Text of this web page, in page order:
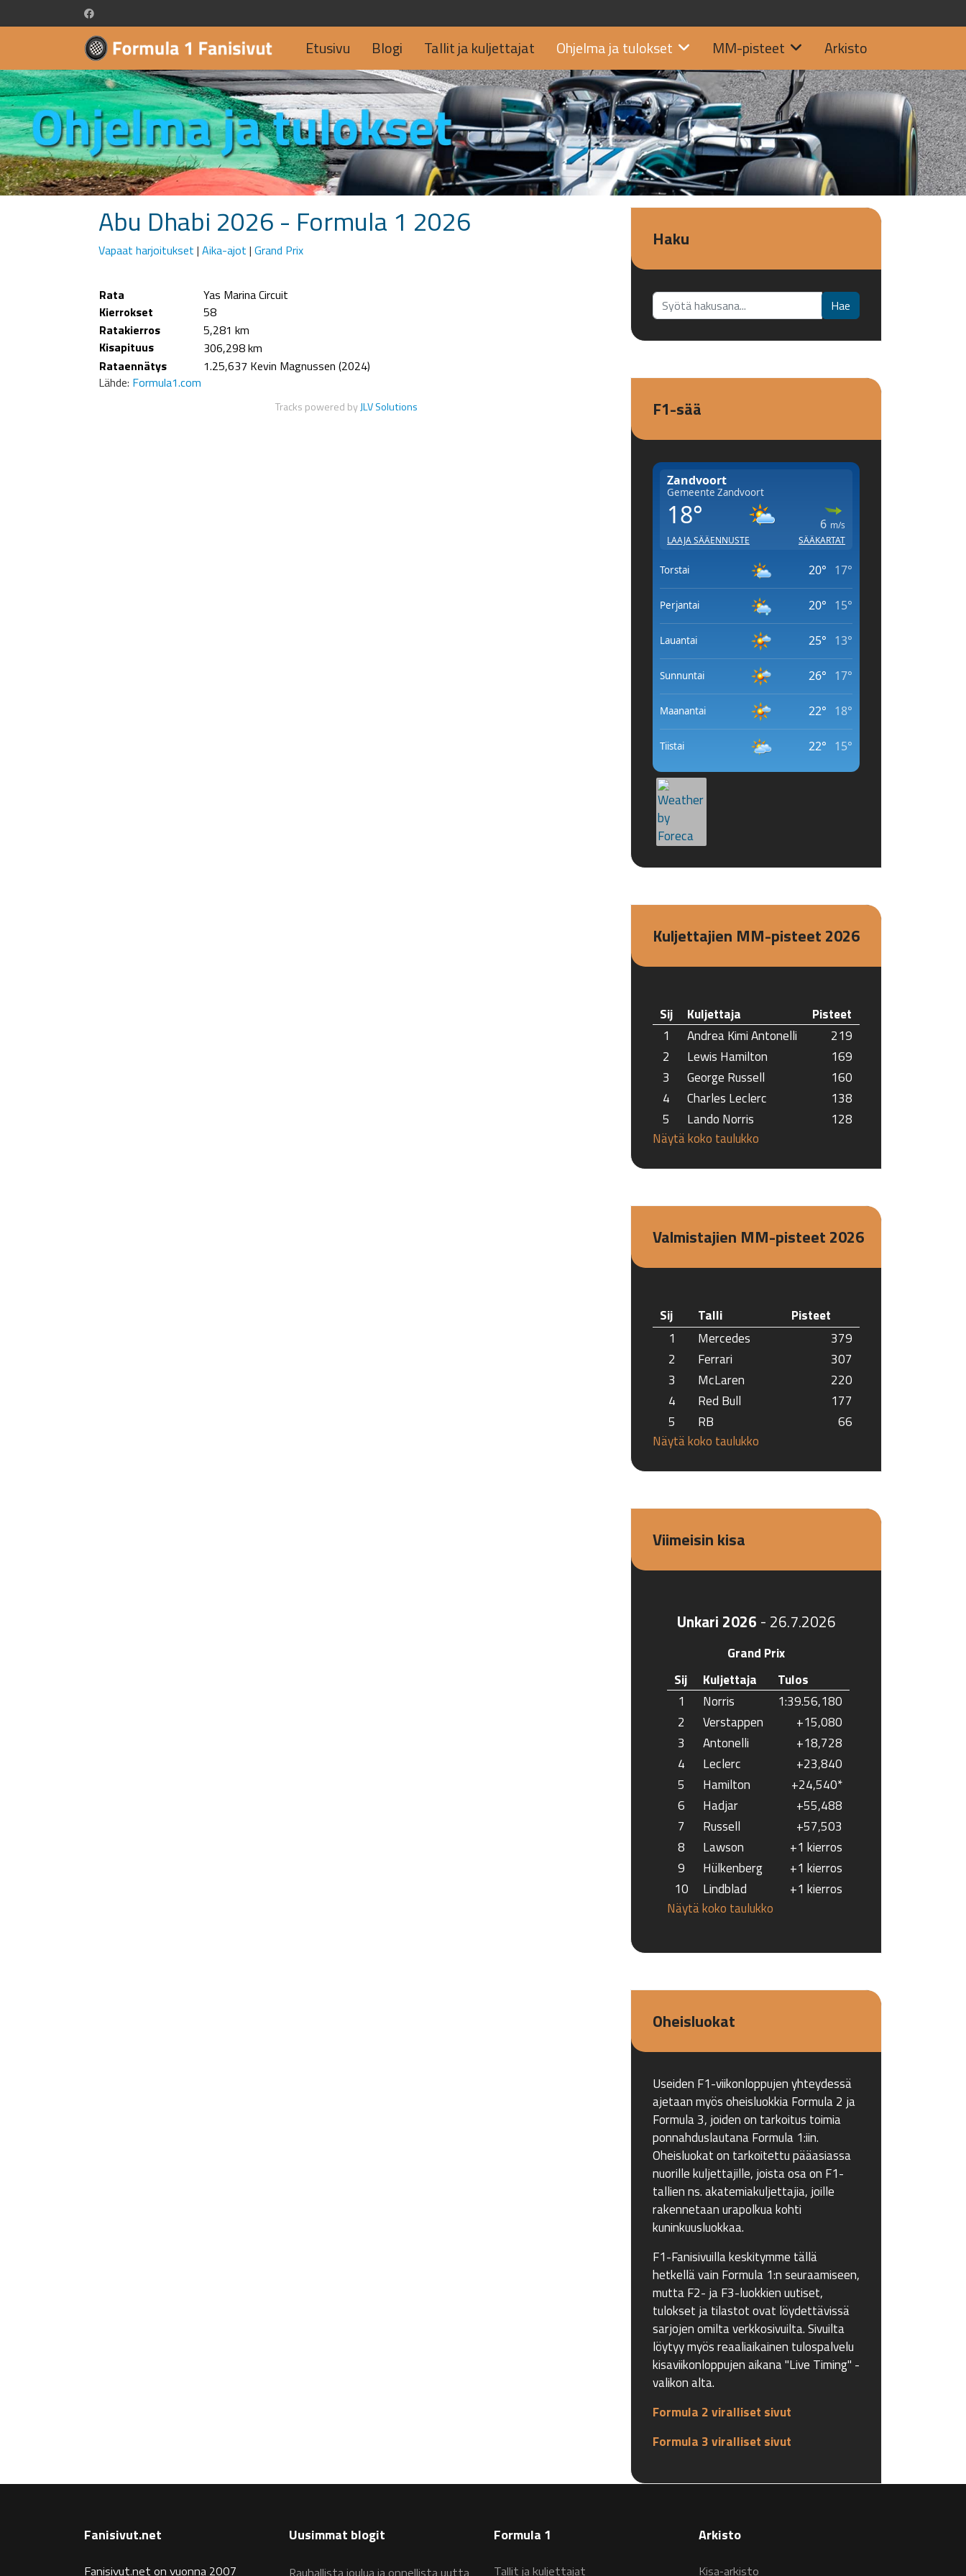
Etusivu Blogi Tallit ja kuljettajat Ohjelma ja tulokset MM-pisteet Arkisto
Abu Dhabi 2026 - Formula 1 2026
Vapaat harjoitukset | Aika-ajot | Grand Prix
Rata
Yas Marina Circuit
Kierrokset
58
Ratakierros
5,281 km
Kisapituus
306,298 km
Rataennätys
1.25,637 Kevin Magnussen (2024)
Lähde: Formula1.com
Tracks powered byJLV Solutions
Haku
Etsi... Hae
F1-sää
Kuljettajien MM-pisteet 2026
Sij Kuljettaja
Pisteet
1
Andrea Kimi Antonelli
219
2
Lewis Hamilton
169
3
George Russell
160
4
Charles Leclerc
138
5
Lando Norris
128
Näytä koko taulukko
Valmistajien MM-pisteet 2026
Sij Talli
Pisteet
1
Mercedes
379
2
Ferrari
307
3
McLaren
220
4
Red Bull
177
5
RB
66
Näytä koko taulukko
Viimeisin kisa
Unkari 2026 - 26.7.2026
Grand Prix
Sij
Kuljettaja
Tulos
1
Norris
1:39.56,180
2
Verstappen
+15,080
3
Antonelli
+18,728
4
Leclerc
+23,840
5
Hamilton
+24,540*
6
Hadjar
+55,488
7
Russell
+57,503
8
Lawson
+1 kierros
9
Hülkenberg
+1 kierros
10
Lindblad
+1 kierros
Näytä koko taulukko
Oheisluokat
Useiden F1-viikonloppujen yhteydessä
ajetaan myös oheisluokkia Formula 2 ja
Formula 3, joiden on tarkoitus toimia
ponnahduslautana Formula 1:iin.
Oheisluokat on tarkoitettu pääasiassa
nuorille kuljettajille, joista osa on F1-
tallien ns. akatemiakuljettajia, joille
rakennetaan urapolkua kohti
kuninkuusluokkaa.
F1-Fanisivuilla keskitymme tällä
hetkellä vain Formula 1:n seuraamiseen,
mutta F2- ja F3-luokkien uutiset,
tulokset ja tilastot ovat löydettävissä
sarjojen omilta verkkosivuilta. Sivuilta
löytyy myös reaaliaikainen tulospalvelu
kisaviikonloppujen aikana "Live Timing" -
valikon alta.
Formula 2 viralliset sivut
Formula 3 viralliset sivut
Fanisivut.net
Fanisivut.net on vuonna 2007
Uusimmat blogit
Rauhallista joulua ja onnellista uutta
Formula 1
Tallit ja kuljettajat
Arkisto
Kisa-arkisto